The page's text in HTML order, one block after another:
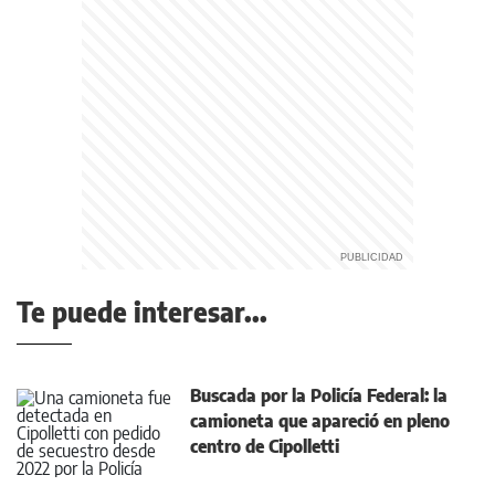
Te puede interesar...
Buscada por la Policía Federal: la
camioneta que apareció en pleno
centro de Cipolletti